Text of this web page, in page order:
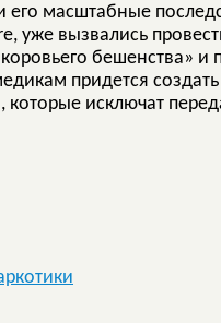
масштабные
уже вызвались
бешенства»
придется
которые исключат